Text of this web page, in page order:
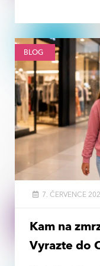
BLOG
Kam na
Vyrazte do
7. ČERVENCE